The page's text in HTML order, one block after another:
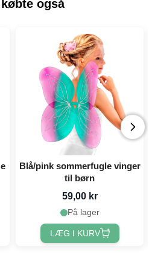
også
Blå/pink sommerfugle vinger
til børn
59,00 kr
På lager
LÆG I KURV